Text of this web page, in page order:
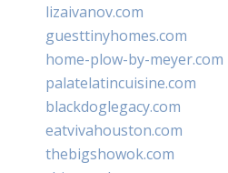
lizaivanov.com
guesttinyhomes.com
home-plow-by-meyer.com
palatelatincuisine.com
blackdoglegacy.com
eatvivahouston.com
thebigshowok.com